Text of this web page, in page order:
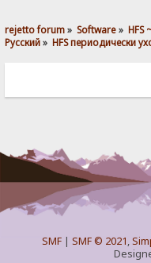
rejetto forum» Software» HFS
Pусский» HFS периодически
SMF| SMF © 2021,